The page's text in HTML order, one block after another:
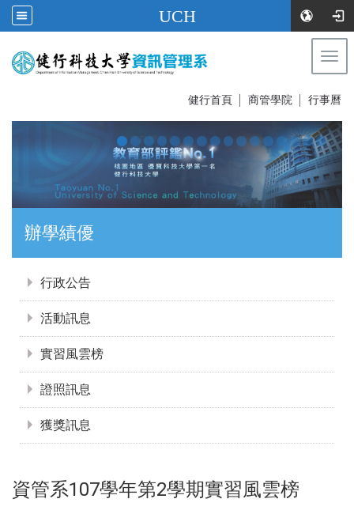
UCH
健行首頁 商管學院 行事曆
證照達人
行政公告
活動訊息
實習風雲榜
證照訊息
獲獎訊息
資管系107學年第2學期實習風雲榜